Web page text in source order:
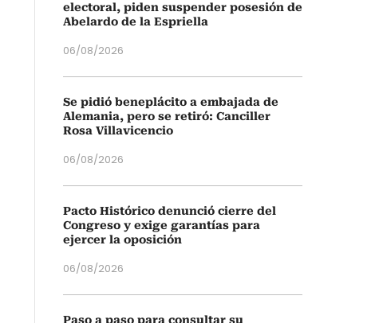
electoral, piden suspender posesión de
Abelardo de la Espriella
06/08/2026
Se pidió beneplácito a embajada de
Alemania, pero se retiró: Canciller
Rosa Villavicencio
06/08/2026
Pacto Histórico denunció cierre del
Congreso y exige garantías para
ejercer la oposición
06/08/2026
Paso a paso para consultar su